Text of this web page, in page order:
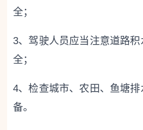
全；
3、驾驶人员应当注意道路
全；
4、检查城市、农田、鱼塘
备。